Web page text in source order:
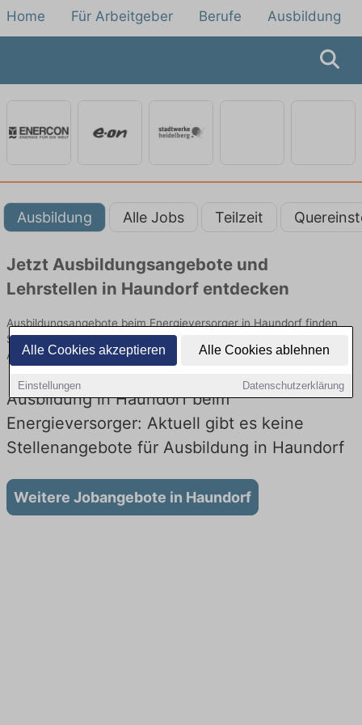
Alle Cookies akzeptieren Alle Cookies ablehnen
Einstellungen Datenschutzerklärung
Home Für Arbeitgeber Berufe Ausbildung
Ausbildung Alle Jobs Teilzeit
Jetzt Ausbildungsangebote und
Lehrstellen in Haundorf entdecken
Ausbildungsangebote beim Energieversorger in Haundorf finden
Sie von namhaften Firmen. Entdecken Sie freie Optionen von Top-
Arbeitgebern und bewerben Sie sich noch heute.
Ausbildung in Haundorf beim
Energieversorger: Aktuell gibt es keine
Stellenangebote für Ausbildung in Haundorf
Weitere Jobangebote in Haundorf